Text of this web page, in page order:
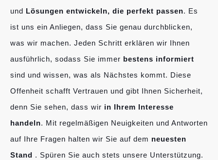
und Lösungen entwickeln, die perfekt passen. Es
ist uns ein Anliegen, dass Sie genau durchblicken,
was wir machen. Jeden Schritt erklären wir Ihnen
ausführlich, sodass Sie immer bestens informiert
sind und wissen, was als Nächstes kommt. Diese
Offenheit schafft Vertrauen und gibt Ihnen Sicherheit,
denn Sie sehen, dass wir in Ihrem Interesse
handeln. Mit regelmäßigen Neuigkeiten und Antworten
auf Ihre Fragen halten wir Sie auf dem neuesten
Stand . Spüren Sie auch stets unsere Unterstützung.